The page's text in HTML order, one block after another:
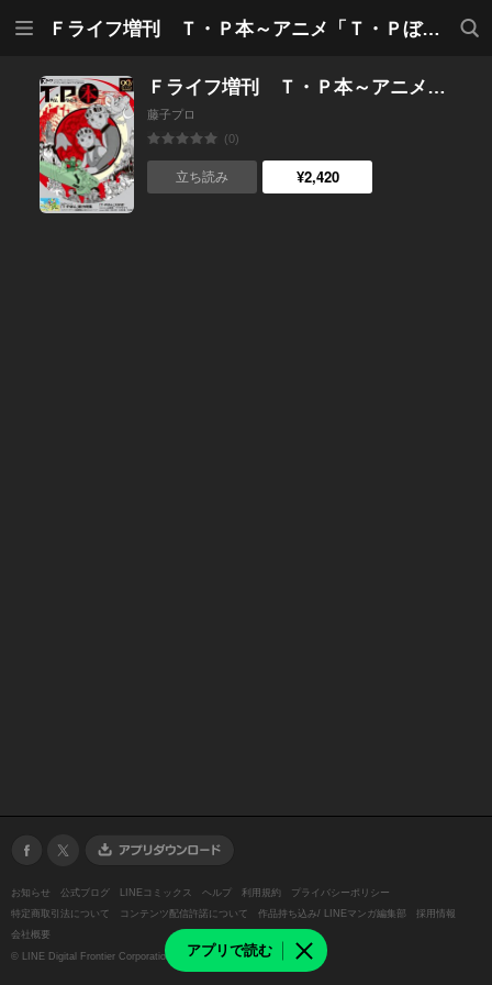
Ｆライフ増刊 Ｔ・Ｐ本～アニメ「Ｔ・Ｐぼん」と藤子・Ｆ・不二雄の世界
検索
アプリで読む
Ｆライフ増刊 Ｔ・Ｐ本～アニメ「Ｔ・Ｐぼん」と藤子・Ｆ・不二雄の世界
藤子プロ
(0)
立ち読み ¥2,420
お知らせ 公式ブログ LINEコミックス ヘルプ 利用規約
プライバシーポリシー
特定商取引法について
コンテンツ配信許諾について 作品持ち込み/ LINEマンガ編集部
採用情報
会社概要
© LINE Digital Frontier Corporation